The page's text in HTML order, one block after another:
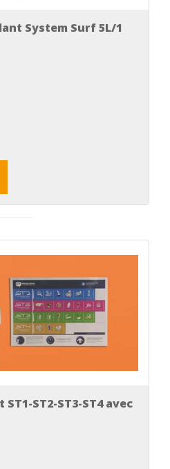
System Surf 5L/1
ST2-ST3-ST4 avec